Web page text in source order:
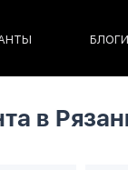
БЛОГИ
в